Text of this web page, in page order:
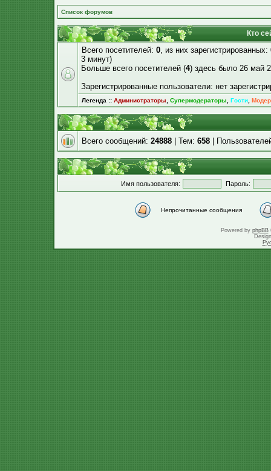
Список форумов
Кто
Всего посетителей: 0, из них
3 минут)
Больше всего посетителей (4) здесь было 26 май
Зарегистрированные пользователи: нет
Легенда :: Администраторы Супермодераторы Гости
Всего сообщений: 24888 | Тем: 658 |
Имя пользователя: Пароль:
Непрочитанные сообщения
Powered by phpBB